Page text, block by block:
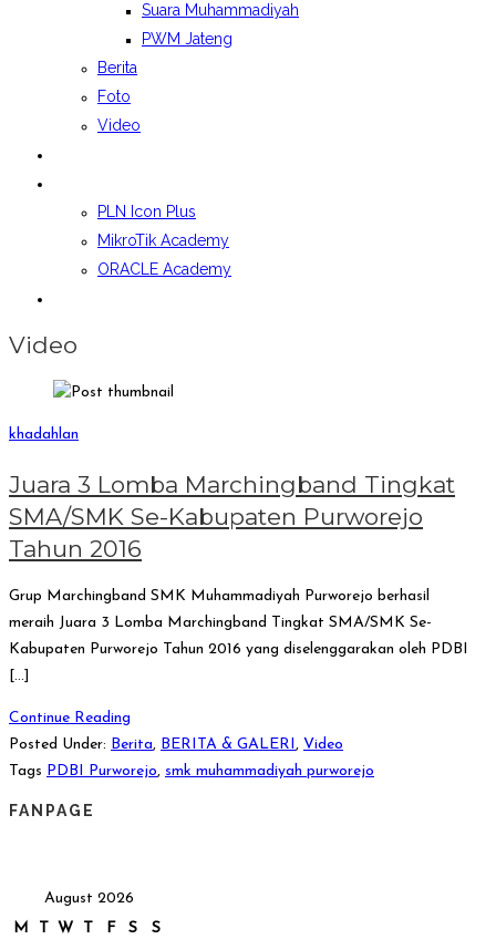
Suara Muhammadiyah
PWM Jateng
Berita
Foto
Video
PLN Icon Plus
MikroTik Academy
ORACLE Academy
Video
khadahlan
Juara 3 Lomba Marchingband Tingkat
SMA/SMK Se-Kabupaten Purworejo
Tahun 2016
Grup Marchingband SMK Muhammadiyah Purworejo berhasil
meraih Juara 3 Lomba Marchingband Tingkat SMA/SMK Se-
Kabupaten Purworejo Tahun 2016 yang diselenggarakan oleh PDBI
[…]
Continue Reading
Posted Under: Berita, BERITA & GALERI, Video
Tags PDBI Purworejo, smk muhammadiyah purworejo
FANPAGE
August 2026
M
T W T F S S